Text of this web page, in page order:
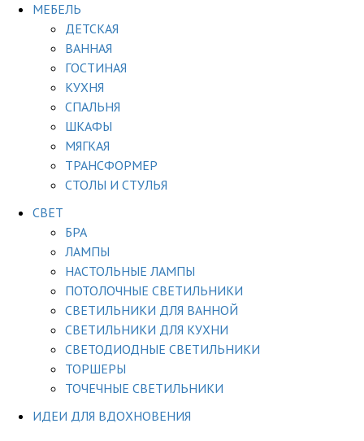
МЕБЕЛЬ
ДЕТСКАЯ
ВАННАЯ
ГОСТИНАЯ
КУХНЯ
СПАЛЬНЯ
ШКАФЫ
МЯГКАЯ
ТРАНСФОРМЕР
СТОЛЫ И СТУЛЬЯ
СВЕТ
БРА
ЛАМПЫ
НАСТОЛЬНЫЕ ЛАМПЫ
ПОТОЛОЧНЫЕ СВЕТИЛЬНИКИ
СВЕТИЛЬНИКИ ДЛЯ ВАННОЙ
СВЕТИЛЬНИКИ ДЛЯ КУХНИ
СВЕТОДИОДНЫЕ СВЕТИЛЬНИКИ
ТОРШЕРЫ
ТОЧЕЧНЫЕ СВЕТИЛЬНИКИ
ИДЕИ ДЛЯ ВДОХНОВЕНИЯ